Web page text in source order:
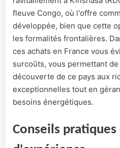
fleuve Congo, où l'offre
développée, bien que cette
les formalités frontalières.
ces achats en France vous
surcoûts, vous permettant
découverte de ce pays aux
exceptionnelles tout en
besoins énergétiques.
Conseils